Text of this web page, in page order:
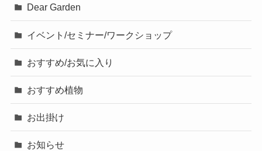
Dear Garden
イベント/セミナー/ワークショップ
おすすめ/お気に入り
おすすめ植物
お出掛け
お知らせ